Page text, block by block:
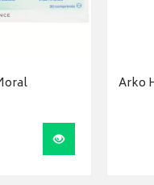
Visualiser
Arko